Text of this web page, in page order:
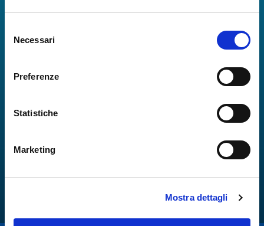
delNecessari
Preferenze
Statistiche
Marketing
Mostra dettagli